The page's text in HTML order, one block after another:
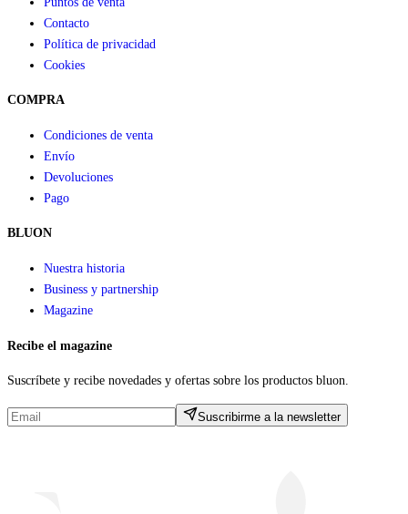
Contacto
Política de privacidad
Cookies
COMPRA
Condiciones de venta
Envío
Devoluciones
Pago
BLUON
Nuestra historia
Business y partnership
Magazine
Recibe el magazine
Suscríbete y recibe novedades y ofertas sobre los productos bluon.
Suscribirme a la newsletter